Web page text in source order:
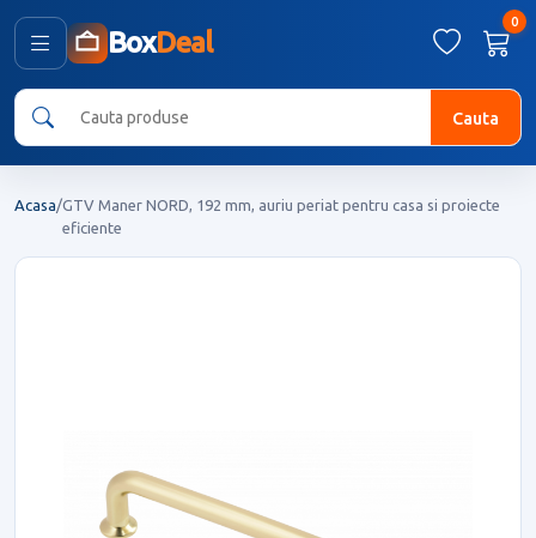
BoxDeal
0
Cauta
Acasa/GTV Maner NORD, 192 mm, auriu periat pentru casa si proiecte
eficiente